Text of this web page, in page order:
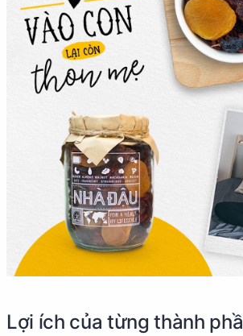
Lợi ích của từng thành